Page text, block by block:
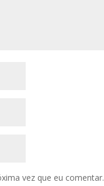
vez que eu comentar.